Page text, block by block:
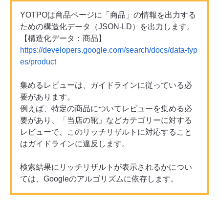
YOTPOは商品ページに「商品」の情報を出力する
ための構造化データ（JSON-LD）を出力します。
【構造化データ：商品】
https://developers.google.com/search/docs/data-typ
es/product
集めるレビューは、ガイドラインに従っている必
要があります。
例えば、特定の商品についてレビューを集める必
要があり、「当店の靴」などカテゴリーに対する
レビューで、このリッチリザルトに対応すること
はガイドラインに違反します。
検索結果にリッチリザルトが表示されるかについ
ては、Googleのアルゴリズムに依存します。